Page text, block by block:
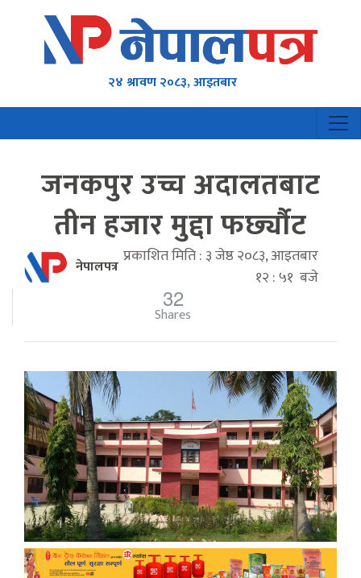
२४ श्रावण २०८३, आइतबार
जनकपुर उच्च अदालतबाट
तीन हजार मुद्दा फर्छ्यौट
नेपालपत्र प्रकाशित मिति : ३ जेष्ठ २०८३, आइतबार
१२ : ५१ बजे
32
Shares